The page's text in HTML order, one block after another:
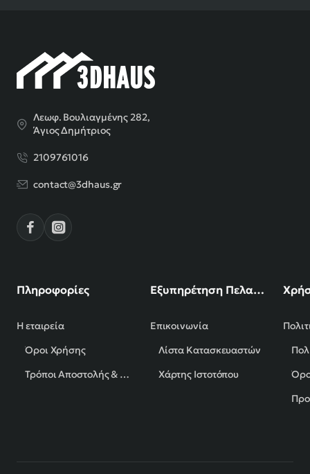
Λεωφ. Βουλιαγμένης 282,
Άγιος Δημήτριος
2109761016
contact@3dhaus.gr
Πληροφορίες
Η εταιρεία
Όροι Χρήσης
Τρόποι Αποστολής & Πληρωμής
Εξυπηρέτηση Πελατών
Επικοινωνία
Λίστα Κατασκευαστών
Χάρτης Ιστοτόπου